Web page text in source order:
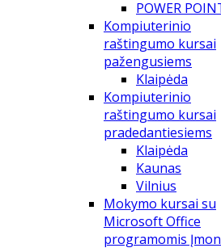
POWER
Kompiuterinio
raštingumo kursai
pažengusiems
Klaipėda
Kompiuterinio
raštingumo kursai
pradedantiesiems
Klaipėda
Kaunas
Vilnius
Mokymo kursai su
Microsoft Office
programomis